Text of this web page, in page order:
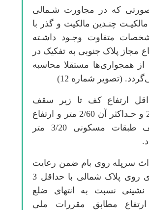
ﻛﻪ در ﻣﺠﺎورت ﺷـﻤﺎلی
ﭼﻨـﺪﻳﻦ ﻣﺎﻟﻜﻴﺖ و ﮔﺬر ﺑﺎ
ﻣﺘﻔﺎوت وﺟـﻮد داﺷـﺘﻪ
ﻣﺠﺎز ﭘﻼک ﺟﻨﻮبی ﺑﻪ تفکیک در
ﻫﻤﺠﻮاریﻫﺎ ﻣﺴﺘﻘﻼ ﻣﺤﺎﺳﺒﻪ
(ﺗﺼﻮﻳﺮ ﺷﻤﺎره 12)
ارﺗﻔﺎع ﻛﻒ ﺗﺎ زﻳﺮ ﺳﻘﻒ
ﭘﻴﻠـﻮت 2/40 و ﺣـﺪاﻛﺜﺮ آن 2/60 ﻣﺘﺮ و ارﺗﻔﺎع
ﻛﻒ ﺗﺎ ﻛﻒ ﻃﺒﻘﺎت ﻣﺴﻜﻮنی 3/20 ﻣﺘﺮ
سرپله روی بام ضمن رعایت
سایه اندازی روی پلاک ﺷﻤﺎلی ﺑﺎ ﺣﺪاﻗﻞ 3
ﻧﺴﺒﺖ ﺑﻪ اﻧﺘﻬﺎی ﺿﻠﻊ
ﻣﻄﺎﺑﻖ ﻣﻘﺮرات ملی